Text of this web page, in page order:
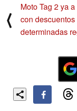
⟨
Moto Tag 2 ya
con descuentos
determinadas